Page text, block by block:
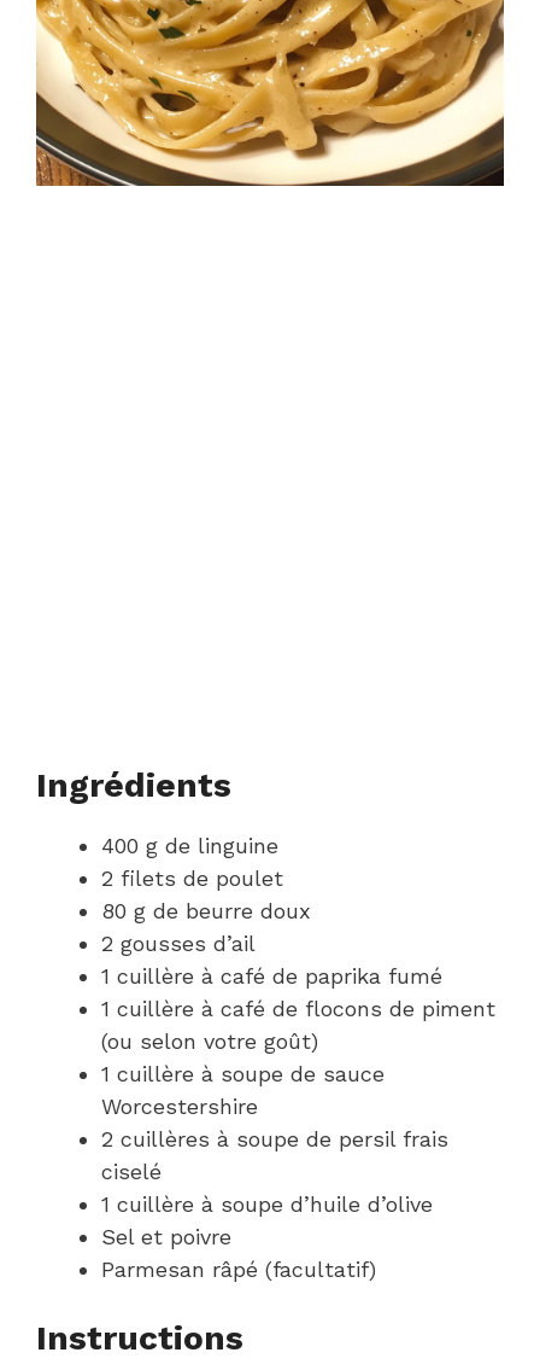
Ingrédients
400 g de linguine
2 filets de poulet
80 g de beurre doux
2 gousses d’ail
1 cuillère à café de paprika fumé
1 cuillère à café de flocons de piment
(ou selon votre goût)
1 cuillère à soupe de sauce
Worcestershire
2 cuillères à soupe de persil frais
ciselé
1 cuillère à soupe d’huile d’olive
Sel et poivre
Parmesan râpé (facultatif)
Instructions